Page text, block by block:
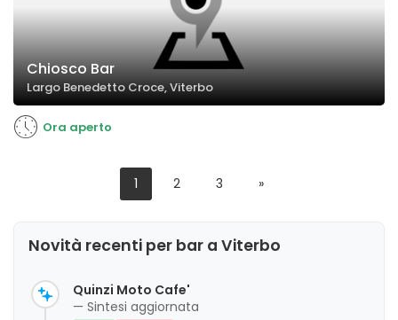
Chiosco Bar
Largo Benedetto Croce, Viterbo
Ora aperto
1 2 3 »
Novità recenti per bar a Viterbo
Quinzi Moto Cafe'
— Sintesi aggiornata